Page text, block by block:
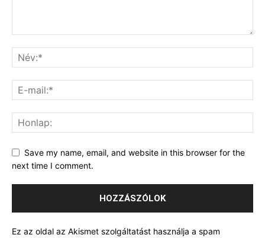
Save my name, email, and website in this browser for the
next time I comment.
Ez az oldal az Akismet szolgáltatást használja a spam